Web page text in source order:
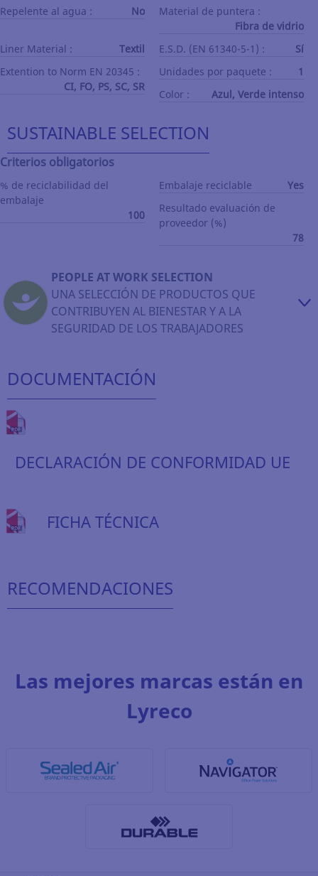
Repelente al agua : No
Material de puntera :
Fibra de vidrio
Liner Material :
Textil E.S.D. (EN 61340-5-1) :
Sí
Extention to Norm EN 20345 :
CI, FO, PS, SC, SR
Unidades por paquete :
1
Color :
Azul, Verde intenso
SUSTAINABLE SELECTION
Criterios obligatorios
% de reciclabilidad del
embalaje
100
Embalaje reciclable
Yes
Resultado evaluación de
proveedor (%)
78
PEOPLE AT WORK SELECTION
UNA SELECCIÓN DE PRODUCTOS QUE
CONTRIBUYEN AL BIENESTAR Y A LA
SEGURIDAD DE LOS TRABAJADORES
DOCUMENTACIÓN
DECLARACIÓN DE CONFORMIDAD UE
FICHA TÉCNICA
RECOMENDACIONES
Las mejores marcas están en
Lyreco